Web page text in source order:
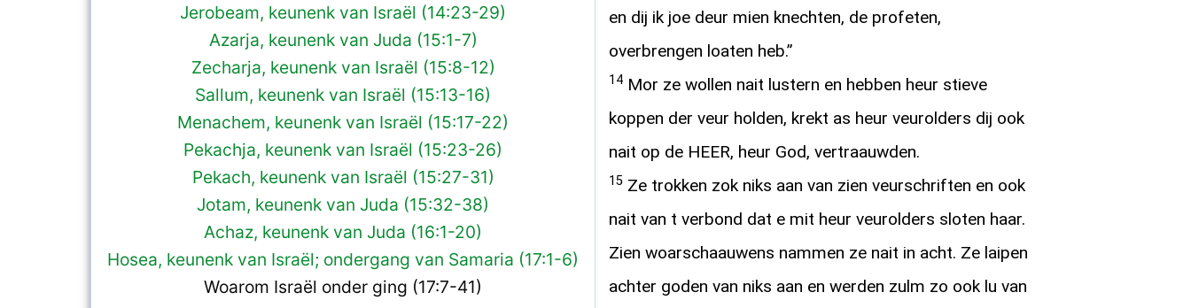
Jerobeam, keunenk van Israël (14:23-29)
Azarja, keunenk van Juda (15:1-7)
Zecharja, keunenk van Israël (15:8-12)
Sallum, keunenk van Israël (15:13-16)
Menachem, keunenk van Israël (15:17-22)
Pekachja, keunenk van Israël (15:23-26)
Pekach, keunenk van Israël (15:27-31)
Jotam, keunenk van Juda (15:32-38)
Achaz, keunenk van Juda (16:1-20)
Hosea, keunenk van Israël; ondergang van Samaria (17:1-6)
Woarom Israël onder ging (17:7-41)
en dij ik joe deur mien knechten, de profeten,
overbrengen loaten heb.”
14 Mor ze wollen nait lustern en hebben heur stieve
koppen der veur holden, krekt as heur veurolders dij ook
nait op de HEER, heur God, vertraauwden.
15 Ze trokken zok niks aan van zien veurschriften en ook
nait van t verbond dat e mit heur veurolders sloten haar.
Zien woarschaauwens nammen ze nait in acht. Ze laipen
achter goden van niks aan en werden zulm zo ook lu van